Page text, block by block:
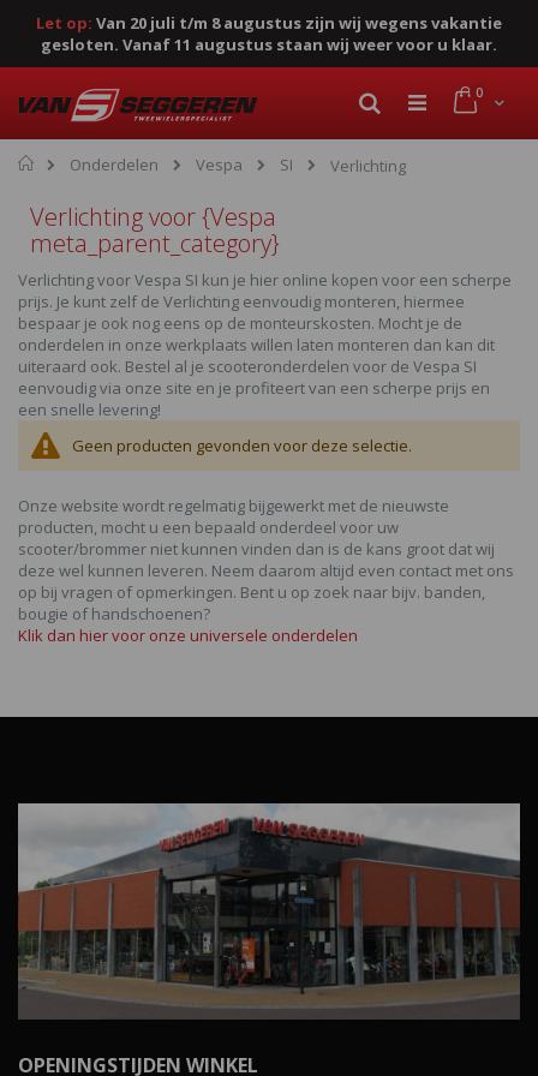
Let op: Van 20 juli t/m 8 augustus zijn wij wegens vakantie
gesloten. Vanaf 11 augustus staan wij weer voor u klaar.
naar
de
inhoud
Cart
0
Zoek
Home
Onderdelen Vespa SI Verlichting
Verlichting voor {Vespa
meta_parent_category}
Verlichting voor Vespa SI kun je hier online kopen voor een scherpe
prijs. Je kunt zelf de Verlichting eenvoudig monteren, hiermee
bespaar je ook nog eens op de monteurskosten. Mocht je de
onderdelen in onze werkplaats willen laten monteren dan kan dit
uiteraard ook. Bestel al je scooteronderdelen voor de Vespa SI
eenvoudig via onze site en je profiteert van een scherpe prijs en
een snelle levering!
Geen producten gevonden voor deze selectie.
Onze website wordt regelmatig bijgewerkt met de nieuwste
producten, mocht u een bepaald onderdeel voor uw
scooter/brommer niet kunnen vinden dan is de kans groot dat wij
deze wel kunnen leveren. Neem daarom altijd even contact met ons
op bij vragen of opmerkingen. Bent u op zoek naar bijv. banden,
bougie of handschoenen?
Klik dan hier voor onze universele onderdelen
OPENINGSTIJDEN WINKEL